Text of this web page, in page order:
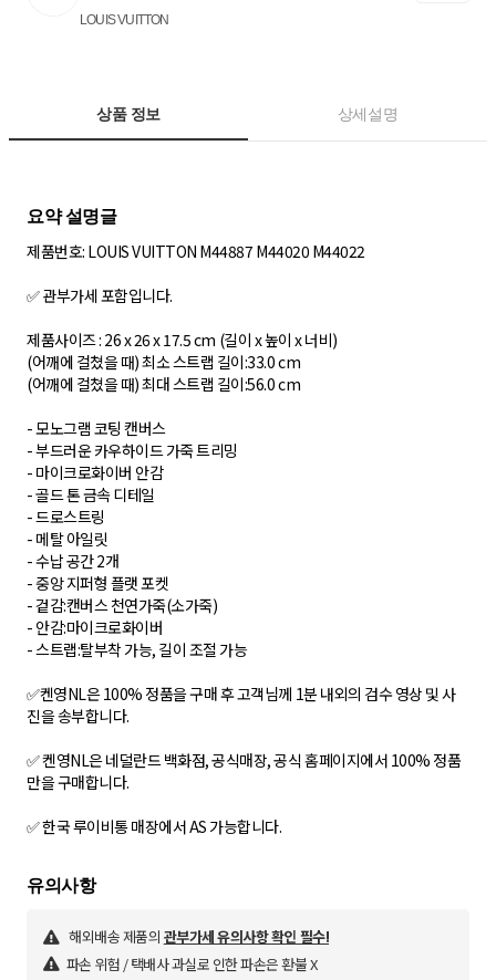
LOUIS VUITTON
상품 정보 상세설명
요약 설명글
제품번호: LOUIS VUITTON M44887 M44020 M44022
✅ 관부가세 포함입니다.
제품사이즈 : 26 x 26 x 17.5 cm (길이 x 높이 x 너비)
(어깨에 걸쳤을 때) 최소 스트랩 길이:33.0 cm
(어깨에 걸쳤을 때) 최대 스트랩 길이:56.0 cm
- 모노그램 코팅 캔버스
- 부드러운 카우하이드 가죽 트리밍
- 마이크로화이버 안감
- 골드 톤 금속 디테일
- 드로스트링
- 메탈 아일릿
- 수납 공간 2개
- 중앙 지퍼형 플랫 포켓
- 겉감:캔버스 천연가죽(소가죽)
- 안감:마이크로화이버
- 스트랩:탈부착 가능, 길이 조절 가능
✅켄영NL은 100% 정품을 구매 후 고객님께 1분 내외의 검수 영상 및 사
진을 송부합니다.
✅ 켄영NL은 네덜란드 백화점, 공식매장, 공식 홈페이지에서 100% 정품
만을 구매합니다.
✅ 한국 루이비통 매장에서 AS 가능합니다.
유의사항
해외배송 제품의 관부가세 유의사항 확인 필수!
파손 위험 / 택배사 과실로 인한 파손은 환불 X